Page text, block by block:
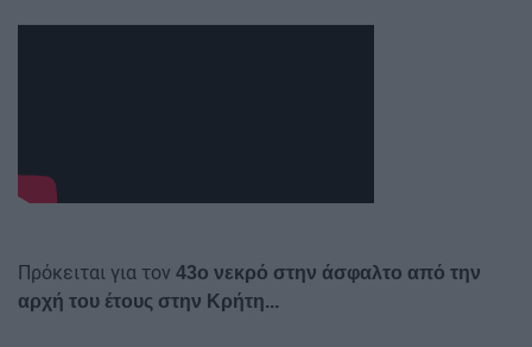
Πρόκειται για τον 43ο νεκρό στην άσφαλτο από την
αρχή του έτους στην Κρήτη...